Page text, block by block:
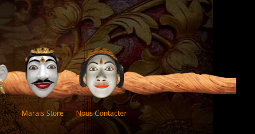
Marais Store Nous Contacter